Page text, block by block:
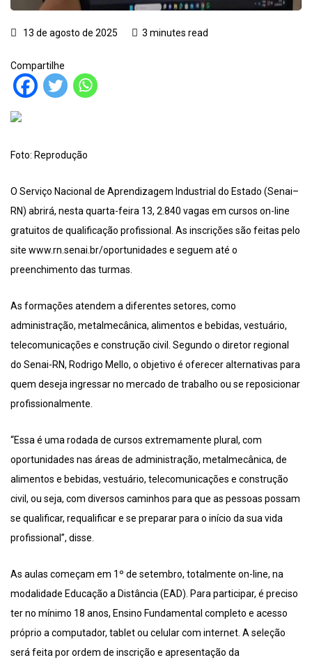
13 de agosto de 2025 3 minutes read
Compartilhe
Foto: Reprodução
O Serviço Nacional de Aprendizagem Industrial do Estado (Senai–
RN) abrirá, nesta quarta-feira 13, 2.840 vagas em cursos on-line
gratuitos de qualificação profissional. As inscrições são feitas pelo
site www.rn.senai.br/oportunidades e seguem até o
preenchimento das turmas.
As formações atendem a diferentes setores, como
administração, metalmecânica, alimentos e bebidas, vestuário,
telecomunicações e construção civil. Segundo o diretor regional
do Senai-RN, Rodrigo Mello, o objetivo é oferecer alternativas para
quem deseja ingressar no mercado de trabalho ou se reposicionar
profissionalmente.
“Essa é uma rodada de cursos extremamente plural, com
oportunidades nas áreas de administração, metalmecânica, de
alimentos e bebidas, vestuário, telecomunicações e construção
civil, ou seja, com diversos caminhos para que as pessoas possam
se qualificar, requalificar e se preparar para o início da sua vida
profissional”, disse.
As aulas começam em 1º de setembro, totalmente on-line, na
modalidade Educação a Distância (EAD). Para participar, é preciso
ter no mínimo 18 anos, Ensino Fundamental completo e acesso
próprio a computador, tablet ou celular com internet. A seleção
será feita por ordem de inscrição e apresentação da